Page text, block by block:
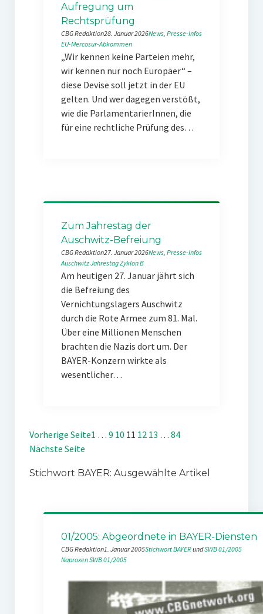
Aufregung um
Rechtsprüfung
CBG Redaktion28. Januar 2026News, Presse-Infos
EU-Mercosur-Abkommen
„Wir kennen keine Parteien mehr,
wir kennen nur noch Europäer“ –
diese Devise soll jetzt in der EU
gelten. Und wer dagegen verstößt,
wie die ParlamentarierInnen, die
für eine rechtliche Prüfung des…
Zum Jahrestag der
Auschwitz-Befreiung
CBG Redaktion27. Januar 2026News, Presse-Infos
AuschwitzJahrestagZyklon B
Am heutigen 27. Januar jährt sich
die Befreiung des
Vernichtungslagers Auschwitz
durch die Rote Armee zum 81. Mal.
Über eine Millionen Menschen
brachten die Nazis dort um. Der
BAYER-Konzern wirkte als
wesentlicher…
Vorherige Seite1 … 9 10 11 12 13 … 84
Nächste Seite
Stichwort BAYER: Ausgewählte Artikel
01/2005: Abgeordnete in BAYER-Diensten
CBG Redaktion1. Januar 2005Stichwort BAYER und SWB 01/2005
NaproxenSWB 01/2005